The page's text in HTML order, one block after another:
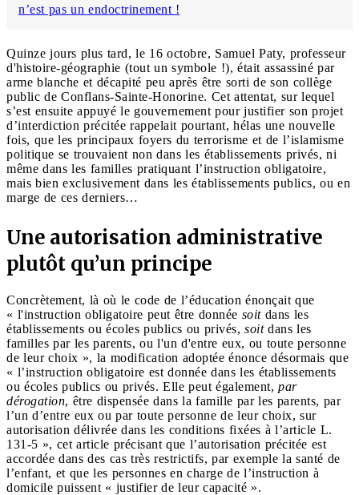
n’est pas un endoctrinement !
Quinze jours plus tard, le 16 octobre, Samuel Paty, professeur
d'histoire-géographie (tout un symbole !), était assassiné par
arme blanche et décapité peu après être sorti de son collège
public de Conflans-Sainte-Honorine. Cet attentat, sur lequel
s’est ensuite appuyé le gouvernement pour justifier son projet
d’interdiction précitée rappelait pourtant, hélas une nouvelle
fois, que les principaux foyers du terrorisme et de l’islamisme
politique se trouvaient non dans les établissements privés, ni
même dans les familles pratiquant l’instruction obligatoire,
mais bien exclusivement dans les établissements publics, ou en
marge de ces derniers…
Une autorisation administrative
plutôt qu’un principe
Concrètement, là où le code de l’éducation énonçait que
« l'instruction obligatoire peut être donnée soitdans les
établissements ou écoles publics ou privés, soitdans les
familles par les parents, ou l'un d'entre eux, ou toute personne
de leur choix », la modification adoptée énonce désormais que
« l’instruction obligatoire est donnée dans les établissements
ou écoles publics ou privés. Elle peut également, par
dérogation, être dispensée dans la famille par les parents, par
l’un d’entre eux ou par toute personne de leur choix, sur
autorisation délivrée dans les conditions fixées à l’article L.
131‑5 », cet article précisant que l’autorisation précitée est
accordée dans des cas très restrictifs, par exemple la santé de
l’enfant, et que les personnes en charge de l’instruction à
domicile puissent « justifier de leur capacité ».